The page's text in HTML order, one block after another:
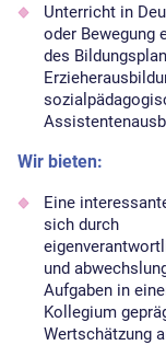
Unterricht in
oder Bewegung
des
Wir bieten:
Eine
sich durch
und
Aufgaben in
Kollegium
Wertschätzung